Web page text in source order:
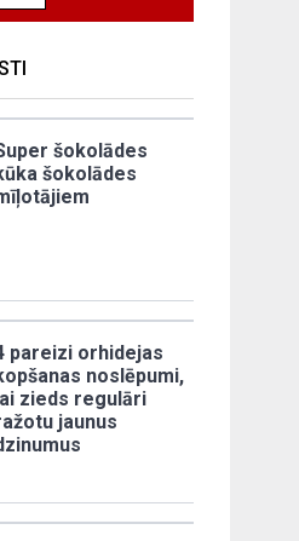
šokolādes
šokolādes
pareizi orhidejas
noslēpumi,
zieds regulāri
jaunus